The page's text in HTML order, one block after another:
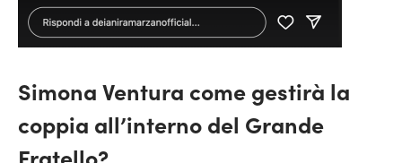
Simona Ventura come gestirà la
coppia all’interno del Grande